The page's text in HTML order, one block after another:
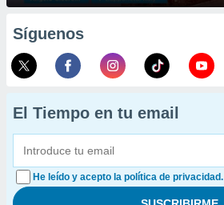
Síguenos
El Tiempo en tu email
He leído y acepto la política de privacidad.